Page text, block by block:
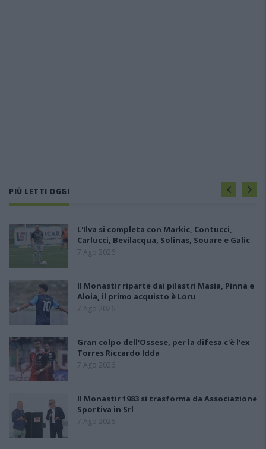
PIÙ LETTI OGGI
L'Ilva si completa con Markic, Contucci,
Carlucci, Bevilacqua, Solinas, Souare e Galic
7 Ago 2026
Il Monastir riparte dai pilastri Masia, Pinna e
Aloia, il primo acquisto è Loru
7 Ago 2026
Gran colpo dell'Ossese, per la difesa c'è l'ex
Torres Riccardo Idda
7 Ago 2026
Il Monastir 1983 si trasforma da Associazione
Sportiva in Srl
7 Ago 2026